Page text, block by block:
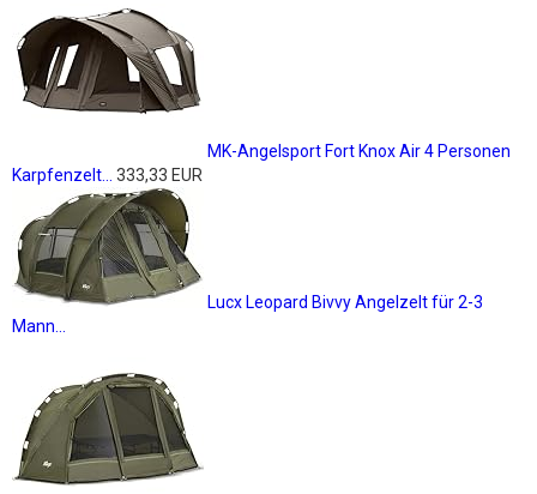
MK-Angelsport Fort Knox Air 4 Personen
Karpfenzelt...
333,33 EUR
Lucx Leopard Bivvy Angelzelt für 2-3
Mann...